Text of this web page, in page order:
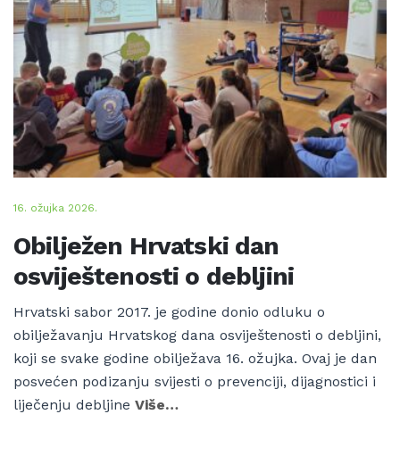
16. ožujka 2026.
Obilježen Hrvatski dan
osviještenosti o debljini
Hrvatski sabor 2017. je godine donio odluku o
obilježavanju Hrvatskog dana osviještenosti o debljini,
koji se svake godine obilježava 16. ožujka. Ovaj je dan
posvećen podizanju svijesti o prevenciji, dijagnostici i
liječenju debljine Više…